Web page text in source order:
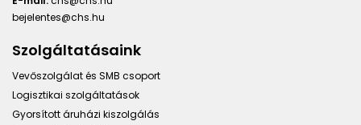
bejelentes@chs.hu
Szolgáltatásaink
Vevőszolgálat és SMB csoport
Logisztikai szolgáltatások
Gyorsított áruházi kiszolgálás